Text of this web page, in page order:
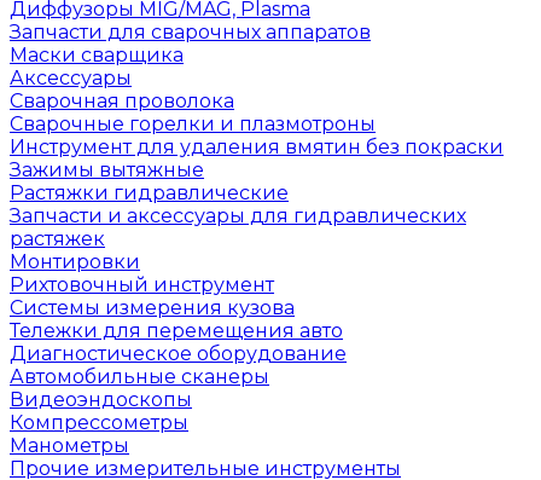
Диффузоры MIG/MAG, Plasma
Запчасти для сварочных аппаратов
Маски сварщика
Аксессуары
Сварочная проволока
Сварочные горелки и плазмотроны
Инструмент для удаления вмятин без покраски
Зажимы вытяжные
Растяжки гидравлические
Запчасти и аксессуары для гидравлических
растяжек
Монтировки
Рихтовочный инструмент
Системы измерения кузова
Тележки для перемещения авто
Диагностическое оборудование
Автомобильные сканеры
Видеоэндоскопы
Компрессометры
Манометры
Прочие измерительные инструменты